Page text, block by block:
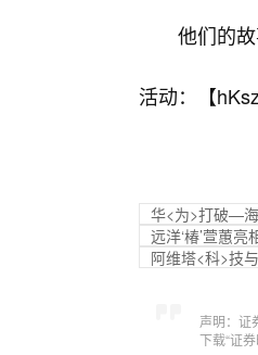
他们的
活动：【
华<为>打破—
远洋‘椿’萱蕙
阿维塔<科>技
声明：证
下载“证